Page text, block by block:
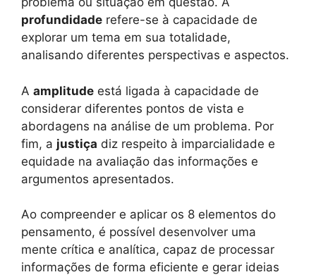
profundidade refere-se à capacidade de
explorar um tema em sua totalidade,
analisando diferentes perspectivas e aspectos.
A amplitude está ligada à capacidade de
considerar diferentes pontos de vista e
abordagens na análise de um problema. Por
fim, a justiça diz respeito à imparcialidade e
equidade na avaliação das informações e
argumentos apresentados.
Ao compreender e aplicar os 8 elementos do
pensamento, é possível desenvolver uma
mente crítica e analítica, capaz de processar
informações de forma eficiente e gerar ideias